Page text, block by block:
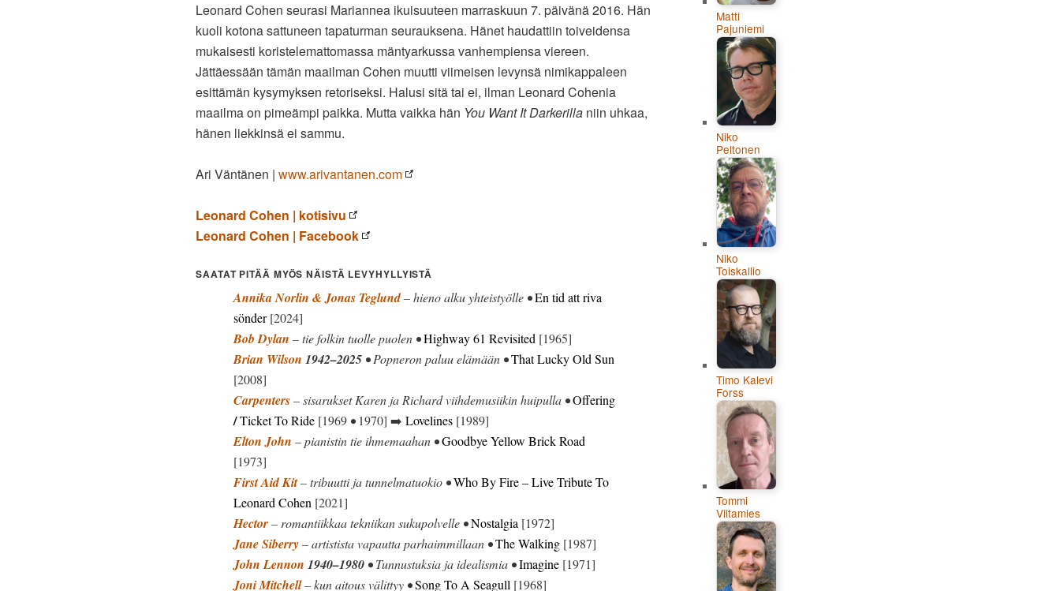
Leonard Cohen seurasi Mariannea ikuisuuteen marraskuun 7. päivänä 2016. Hän
kuoli kotona sattuneen tapaturman seurauksena. Hänet haudattiin toiveidensa
mukaisesti koristelemattomassa mäntyarkussa vanhempiensa viereen.
Jättäessään tämän maailman Cohen muutti viimeisen levynsä nimikappaleen
esittämän kysymyksen retoriseksi. Halusi sitä tai ei, ilman Leonard Cohenia
maailma on pimeämpi paikka. Mutta vaikka hän You Want It Darkerilla niin uhkaa,
hänen liekkinsä ei sammu.
Ari Väntänen | www.arivantanen.com
Leonard Cohen | kotisivu
Leonard Cohen | Facebook
SAATAT PITÄÄ MYÖS NÄISTÄ LEVYHYLLYISTÄ
Annika Norlin & Jonas Teglund– hieno alku yhteistyölle •En tid att riva
sönder[2024]
Bob Dylan – tie folkin tuolle puolen •Highway 61 Revisited [1965]
Brian Wilson 1942–2025 • Popneron paluu elämään •That Lucky Old Sun
[2008]
Carpenters– sisarukset Karen ja Richard viihdemusiikin huipulla •Offering
/Ticket To Ride [1969 • 1970] ➡️ Lovelines [1989]
Elton John – pianistin tie ihmemaahan •Goodbye Yellow Brick Road
[1973]
First Aid Kit– tribuutti ja tunnelmatuokio •Who By Fire – Live Tribute To
Leonard Cohen [2021]
Hector– romantiikkaa tekniikan sukupolvelle •Nostalgia [1972]
Jane Siberry– artistista vapautta parhaimmillaan •The Walking [1987]
John Lennon 1940–1980 • Tunnustuksia ja idealismia •Imagine [1971]
Joni Mitchell– kun aitous välittyy •Song To A Seagull [1968]
Matti
Pajuniemi
Niko
Peltonen
Niko
Toiskallio
Timo Kalevi
Forss
Tommi
Viitamies